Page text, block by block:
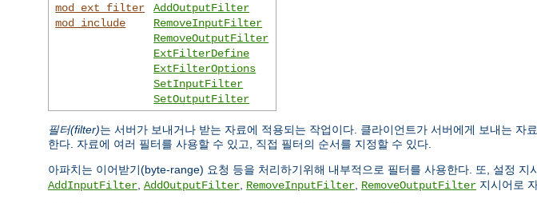
mod_ext_filter
mod_include
AddOutputFilter
RemoveInputFilter
RemoveOutputFilter
ExtFilterDefine
ExtFilterOptions
SetInputFilter
SetOutputFilter
필터(filter)는 서버가 보내거나 받는 자료에 적용되는 작업이다. 클라이언트가 서버에게 보내는 자
한다. 자료에 여러 필터를 사용할 수 있고, 직접 필터의 순서를 지정할 수 있다.
아파치는 이어받기(byte-range) 요청 등을 처리하기위해 내부적으로 필터를 사용한다. 또, 설정 지
AddInputFilter AddOutputFilter RemoveInputFilter RemoveOutputFilter 지시어로